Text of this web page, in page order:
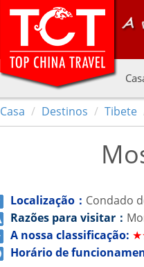
Casa Destinos Tibete
Localização： Condado
Razões para visitar：
A nossa classificação:
Horário de